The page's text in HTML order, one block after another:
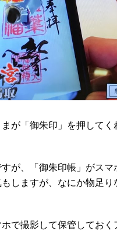
が「御朱印」を押してく
が、「御朱印帳」がスマ
しますが、なにか物足り
で撮影して保管しておく